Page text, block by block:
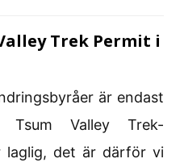
Trek Permit i
är endast
Valley Trek-
laglig, det är därför vi